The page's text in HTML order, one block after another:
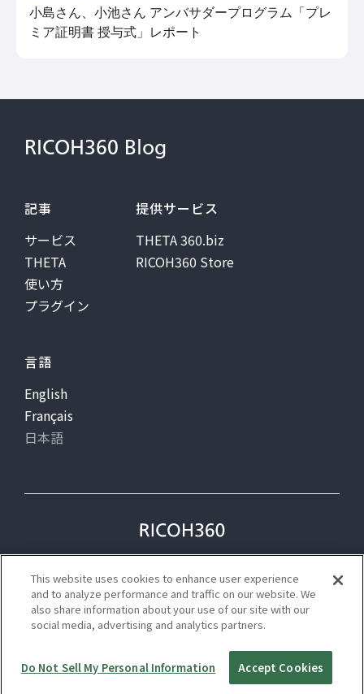
小島さん、小池さん アンバサダープログラム「プレ
ミア証明書 授与式」レポート
RICOH360 Blog
記事
サービス
THETA
使い方
プラグイン
提供サービス
THETA 360.biz
RICOH360 Store
言語
English
Français
日本語
プライバシー
利用規約
ステータス
This website uses cookies to enhance user experience
and to analyze performance and traffic on our website. We
also share information about your use of our site with our
social media, advertising and analytics partners.
Do Not Sell My Personal Information Accept Cookies